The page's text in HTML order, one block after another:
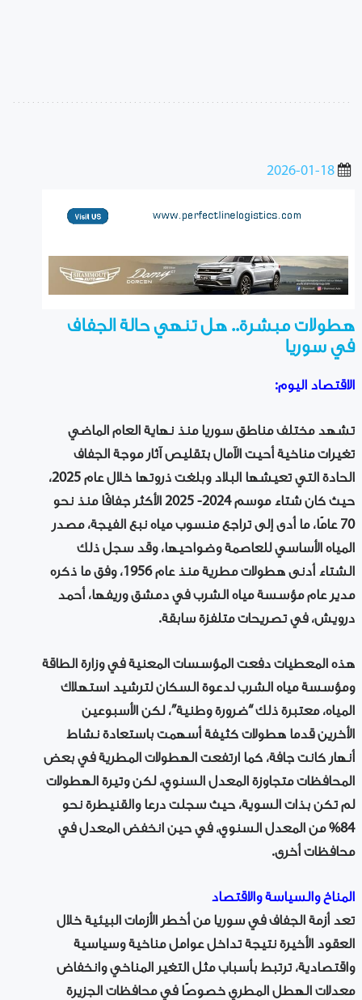
2026-01-18
هطولات مبشرة.. هل تنهي حالة الجفاف
في سوريا
الاقتصاد اليوم:
تشهد مختلف مناطق سوريا منذ نهاية العام الماضي
تغيرات مناخية أحيت الآمال بتقليص آثار موجة الجفاف
الحادة التي تعيشها البلاد وبلغت ذروتها خلال عام 2025،
حيث كان شتاء موسم 2024- 2025 الأكثر جفافًا منذ نحو
70 عامًا، ما أدى إلى تراجع منسوب مياه نبع الفيجة، مصدر
المياه الأساسي للعاصمة وضواحيها، وقد سجل ذلك
الشتاء أدنى هطولات مطرية منذ عام 1956، وفق ما ذكره
مدير عام مؤسسة مياه الشرب في دمشق وريفها، أحمد
درويش، في تصريحات متلفزة سابقة.
هذه المعطيات دفعت المؤسسات المعنية في وزارة الطاقة
ومؤسسة مياه الشرب لدعوة السكان لترشيد استهلاك
المياه، معتبرة ذلك “ضرورة وطنية”، لكن الأسبوعين
الأخرين قدما هطولات كثيفة أسهمت باستعادة نشاط
أنهار كانت جافة، كما ارتفعت الهطولات المطرية في بعض
المحافظات متجاوزة المعدل السنوي، لكن وتيرة الهطولات
لم تكن بذات السوية، حيث سجلت درعا والقنيطرة نحو
84% من المعدل السنوي، في حين انخفض المعدل في
محافظات أخرى.
المناخ والسياسة والاقتصاد
تعد أزمة الجفاف في سوريا من أخطر الأزمات البيئية خلال
العقود الأخيرة نتيجة تداخل عوامل مناخية وسياسية
واقتصادية، ترتبط بأسباب مثل التغير المناخي وانخفاض
معدلات الهطل المطري خصوصًا في محافظات الجزيرة